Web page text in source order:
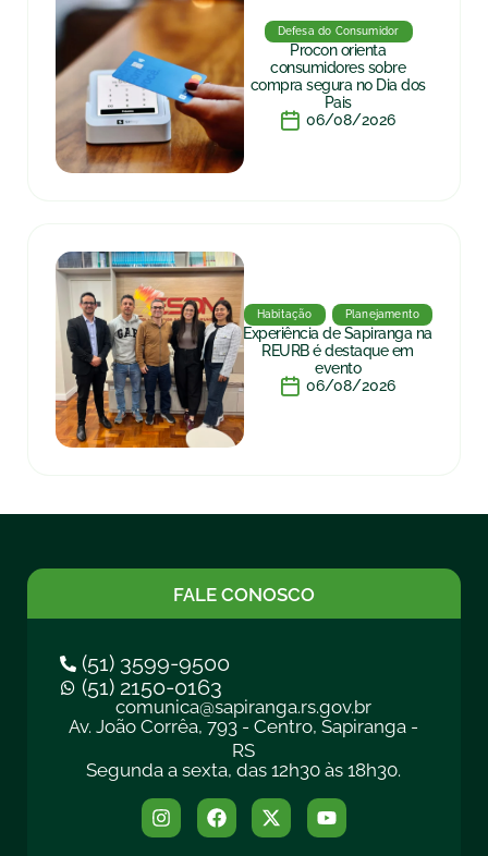
Defesa do Consumidor
Procon orienta
consumidores sobre
compra segura no Dia dos
Pais
06/08/2026
Habitação Planejamento
Experiência de Sapiranga na
REURB é destaque em
evento
06/08/2026
FALE CONOSCO
(51) 3599-9500
(51) 2150-0163
comunica@sapiranga.rs.gov.br
Av. João Corrêa, 793 - Centro, Sapiranga -
RS
Segunda a sexta, das 12h30 às 18h30.